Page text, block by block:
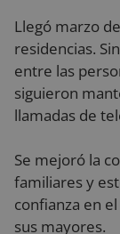
Llegó marzo
residencias.
entre las
siguieron
llamadas de
Se mejoró la
familiares y
confianza en
sus mayores.